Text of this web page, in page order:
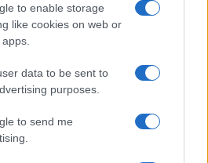
to enable storage
like cookies on web or
data to be sent to
purposes.
to send me